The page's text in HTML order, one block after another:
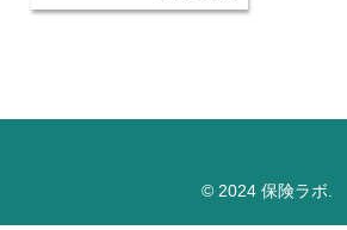
© 2024 保険ラボ.